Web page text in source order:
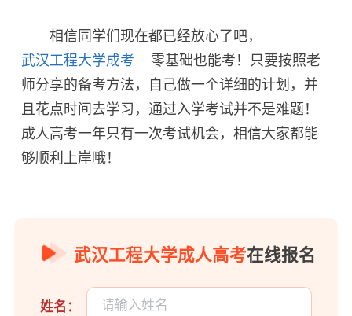
相信同学们现在都已经放心了吧，
武汉工程大学成考
零基础也能考！只要按照老
师分享的备考方法，自己做一个详细的计划，并
且花点时间去学习，通过入学考试并不是难题！
成人高考一年只有一次考试机会，相信大家都能
够顺利上岸哦！
武汉工程大学成人高考在线报名
姓名：